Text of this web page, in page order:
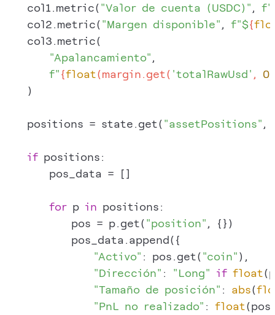
    col1.metric(
"Valor de cuenta (USDC)",
    col2.metric(
"Margen disponible", f"${
    col3.metric(
"Apalancamiento",
f"{float(margin.get( 'totalRawUsd' , 0
    )
    positions = state.get(
"assetPositions",
if positions:
        pos_data = []
for p in positions:
            pos = p.get(
"position", {})
            pos_data.append({
"Activo" : pos.get("coin"),
"Dirección" : "Long" if float
"Tamaño de posición" : abs(
"PnL no realizado" : float